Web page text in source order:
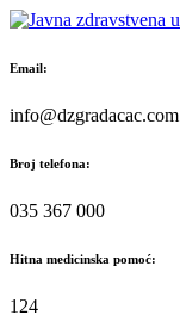
Skip
content
Email:
info@dzgradacac.com
Broj telefona:
035 367 000
Hitna medicinska pomoć:
124